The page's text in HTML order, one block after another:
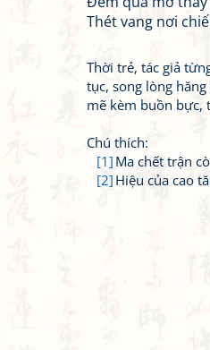
Thét vang nơi
Thời trẻ, tác giả
tục, song lòng
mẽ kèm buồn bực,
Chú thích:
[1] Ma chết trận
[2] Hiệu của cao